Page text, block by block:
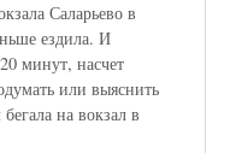
Саларьево в
ездила. И
минут, насчет
или выяснить
на вокзал в